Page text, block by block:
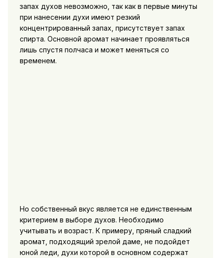
запах духов невозможно, так как в первые минуты
при нанесении духи имеют резкий
концентрированный запах, присутствует запах
спирта. Основной аромат начинает проявляться
лишь спустя полчаса и может меняться со
временем.
Но собственный вкус является не единственным
критерием в выборе духов. Необходимо
учитывать и возраст. К примеру, пряный сладкий
аромат, подходящий зрелой даме, не подойдет
юной леди, духи которой в основном содержат